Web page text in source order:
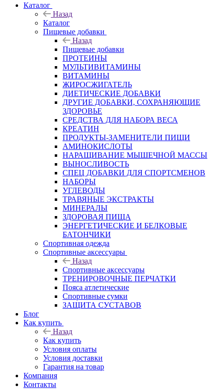
Каталог
Назад
Каталог
Пищевые добавки
Назад
Пищевые добавки
ПРОТЕИНЫ
МУЛЬТИВИТАМИНЫ
ВИТАМИНЫ
ЖИРОСЖИГАТЕЛЬ
ДИЕТИЧЕСКИЕ ДОБАВКИ
ДРУГИЕ ДОБАВКИ, СОХРАНЯЮЩИЕ
ЗДОРОВЬЕ
СРЕДСТВА ДЛЯ НАБОРА ВЕСА
КРЕАТИН
ПРОДУКТЫ-ЗАМЕНИТЕЛИ ПИЩИ
АМИНОКИСЛОТЫ
НАРАЩИВАНИЕ МЫШЕЧНОЙ МАССЫ
ВЫНОСЛИВОСТЬ
СПЕЦ ДОБАВКИ ДЛЯ СПОРТСМЕНОВ
НАБОРЫ
УГЛЕВОДЫ
ТРАВЯНЫЕ ЭКСТРАКТЫ
МИНЕРАЛЫ
ЗДОРОВАЯ ПИЩА
ЭНЕРГЕТИЧЕСКИЕ И БЕЛКОВЫЕ
БАТОНЧИКИ
Спортивная одежда
Спортивные аксессуары
Назад
Спортивные аксессуары
ТРЕНИРОВОЧНЫЕ ПЕРЧАТКИ
Пояса атлетические
Спортивные сумки
ЗАЩИТА СУСТАВОВ
Блог
Как купить
Назад
Как купить
Условия оплаты
Условия доставки
Гарантия на товар
Компания
Контакты